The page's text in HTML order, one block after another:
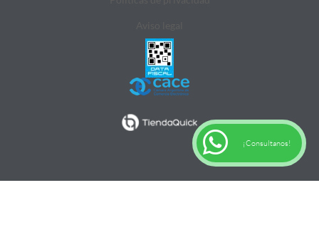
¡Consultanos!